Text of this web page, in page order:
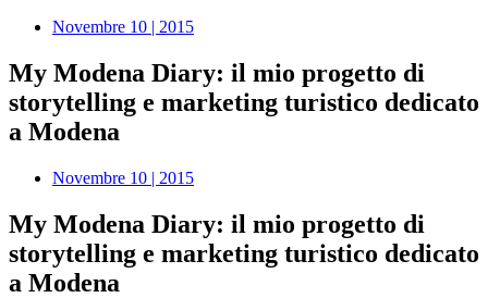
Novembre 10 | 2015
My Modena Diary: il mio progetto di
storytelling e marketing turistico dedicato
a Modena
Novembre 10 | 2015
My Modena Diary: il mio progetto di
storytelling e marketing turistico dedicato
a Modena